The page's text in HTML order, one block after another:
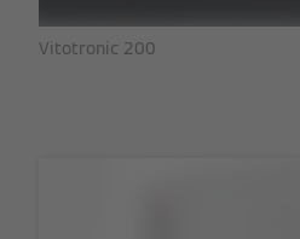
Vitotronic 200